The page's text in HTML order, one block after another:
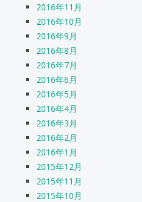
2016年11月
2016年10月
2016年9月
2016年8月
2016年7月
2016年6月
2016年5月
2016年4月
2016年3月
2016年2月
2016年1月
2015年12月
2015年11月
2015年10月